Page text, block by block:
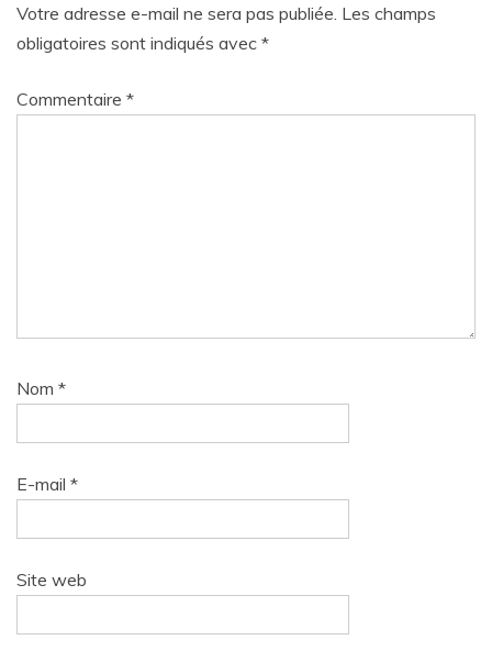
Votre adresse e-mail ne sera pas publiée. Les champs
obligatoires sont indiqués avec *
Commentaire *
Nom *
E-mail *
Site web